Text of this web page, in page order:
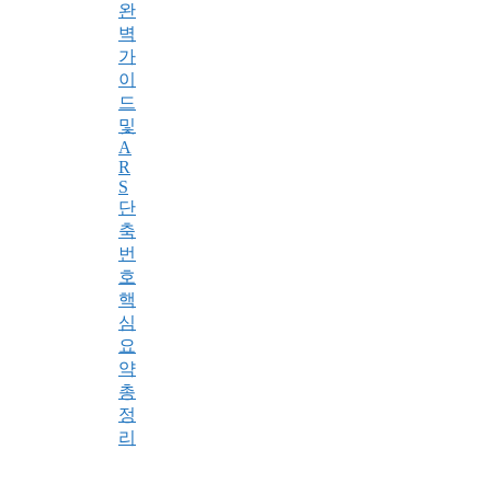
완
벽
가
이
드
및
A
R
S
단
축
번
호
핵
심
요
약
총
정
리